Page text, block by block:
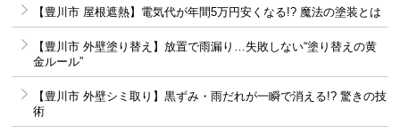
【豊川市 屋根遮熱】電気代が年間5万円安くなる!? 魔法の塗装とは
【豊川市 外壁塗り替え】放置で雨漏り…失敗しない“塗り替えの黄
金ルール”
【豊川市 外壁シミ取り】黒ずみ・雨だれが一瞬で消える!? 驚きの技
術